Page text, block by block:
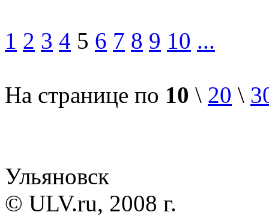
1 2 3 4 5 6 7 8 9 10 ...
На странице по 10 \ 20 \
Ульяновск
© ULV.ru, 2008 г.